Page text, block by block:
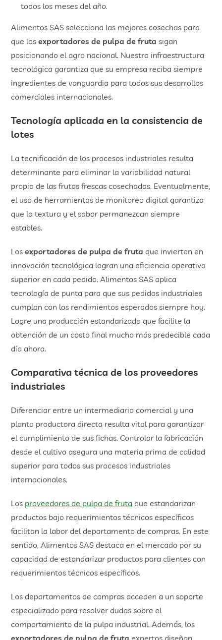
todos los meses del año.
Alimentos SAS selecciona las mejores cosechas para
que losexportadores de pulpa de fruta sigan
posicionando el agro nacional. Nuestra infraestructura
tecnológica garantiza que su empresa reciba siempre
ingredientes de vanguardia para todos sus desarrollos
comerciales internacionales.
​Tecnología aplicada en la consistencia de
lotes
La tecnificación de los procesos industriales resulta
determinante para eliminar la variabilidad natural
propia de las frutas frescas cosechadas. Eventualmente,
el uso de herramientas de monitoreo digital garantiza
que la textura y el sabor permanezcan siempre
estables.
Losexportadores de pulpa de fruta que invierten en
innovación tecnológica logran una eficiencia operativa
superior en cada pedido. Alimentos SAS aplica
tecnología de punta para que sus pedidos industriales
cumplan con los rendimientos esperados siempre hoy.
Logre una producción estandarizada que facilite la
obtención de un costo final mucho más predecible cada
día ahora.
​Comparativa técnica de los proveedores
industriales
Diferenciar entre un intermediario comercial y una
planta productora directa resulta vital para garantizar
el cumplimiento de sus fichas. Controlar la fabricación
desde el cultivo asegura una materia prima de calidad
superior para todos sus procesos industriales
internacionales.
Los proveedores de pulpa de fruta que estandarizan
productos bajo requerimientos técnicos específicos
facilitan la labor del departamento de compras. En este
sentido, Alimentos SAS destaca en el mercado por su
capacidad de estandarizar productos para clientes con
requerimientos técnicos específicos.
Los departamentos de compras acceden a un soporte
especializado para resolver dudas sobre el
comportamiento de la pulpa industrial. Además, los